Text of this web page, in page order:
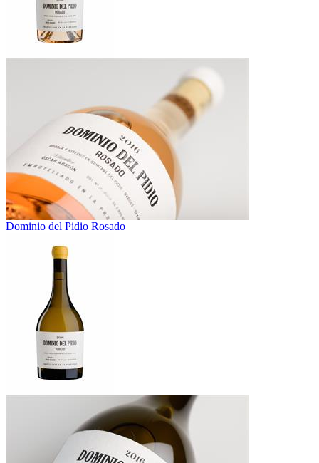
Dominio del Pidio Rosado